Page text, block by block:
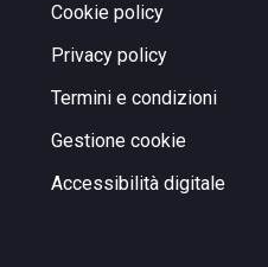
Cookie policy
Privacy policy
Termini e condizioni
Gestione cookie
Accessibilità digitale